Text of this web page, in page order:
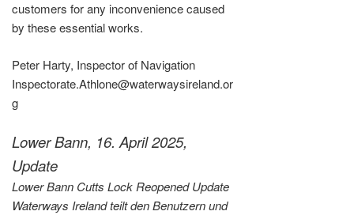
customers for any inconvenience caused
by these essential works.
Peter Harty, Inspector of Navigation
Inspectorate.Athlone@waterwaysireland.or
g
Lower Bann, 16. April 2025,
Update
Lower Bann Cutts Lock Reopened Update
Waterways Ireland teilt den Benutzern und